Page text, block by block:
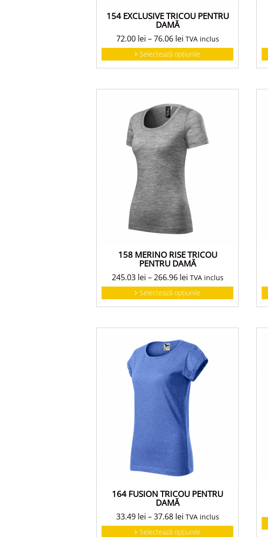
154 EXCLUSIVE TRICOU PENTRU
DAMĂ
72.00 lei –76.06 lei TVA inclus
Selectează opțiunile
158 MERINO RISE TRICOU
PENTRU DAMĂ
245.03 lei –266.96 lei TVA inclus
Selectează opțiunile
164 FUSION TRICOU PENTRU
DAMĂ
33.49 lei –37.68 lei TVA inclus
Selectează opțiunile